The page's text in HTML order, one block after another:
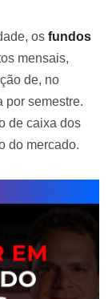
os fundos
mensais,
de, no
por semestre.
de caixa dos
do mercado.